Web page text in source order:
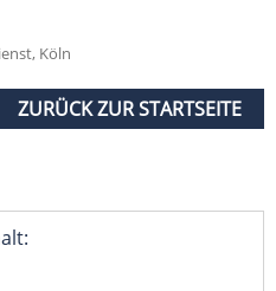
Köln
ZURÜCK ZUR STARTSEITE